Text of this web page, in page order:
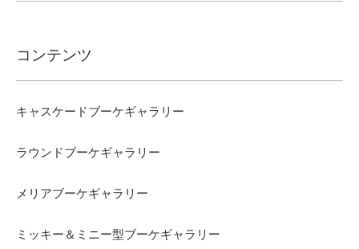
コンテンツ
キャスケードブーケギャラリー
ラウンドブーケギャラリー
メリアブーケギャラリー
ミッキー＆ミニー型ブーケギャラリー